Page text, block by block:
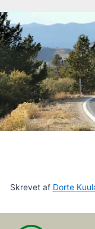
Skrevet af Dorte